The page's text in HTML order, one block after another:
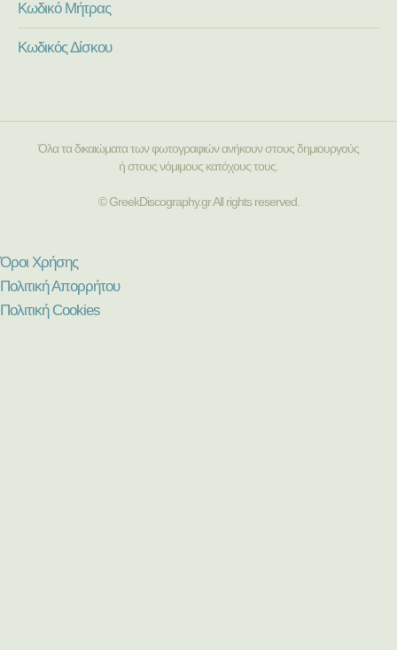
Κωδικό Μήτρας
Κωδικός Δίσκου
Όλα τα δικαιώματα των φωτογραφιών ανήκουν στους δημιουργούς
ή στους νόμιμους κατόχους τους.
© GreekDiscography.gr All rights reserved.
Όροι Χρήσης
Πολιτική Απορρήτου
Πολιτική Cookies